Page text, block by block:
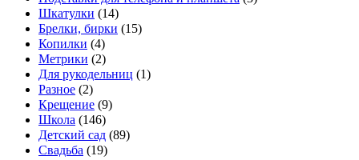
Шкатулки (14)
Брелки, бирки (15)
Копилки (4)
Метрики (2)
Для рукодельниц (1)
Разное (2)
Крещение (9)
Школа (146)
Детский сад (89)
Свадьба (19)